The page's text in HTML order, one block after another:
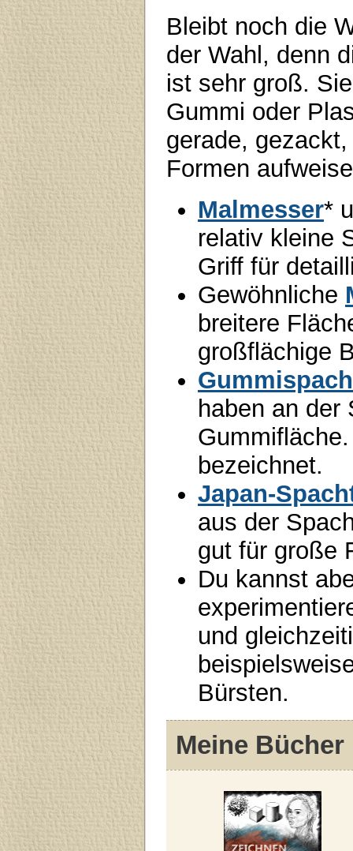
Bleibt noch die
der Wahl, denn
ist sehr groß.
Gummi oder
gerade,
Formen
Malmesser*
relativ kleine
Griff für
Gewöhnliche
breitere
großflächige
haben an der
bezeichnet.
Japan-
aus der
gut für große
Du kannst
und
Bürsten.
Meine